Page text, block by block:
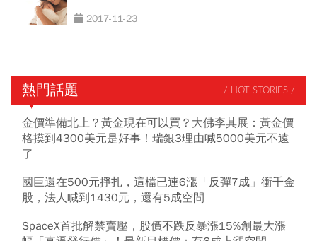
2017-11-23
熱門話題 / HOT STORIES /
金價準備北上？黃金現在可以買？大佛李其展：黃金價
格摸到4300美元是好事！瑞銀3理由喊5000美元不遠
了
國巨還在500元掙扎，這檔已連6漲「反彈7成」衝千金
股，法人喊到1430元，還有5成空間
SpaceX首批解禁賣壓，股價不跌反暴漲15%創最大漲